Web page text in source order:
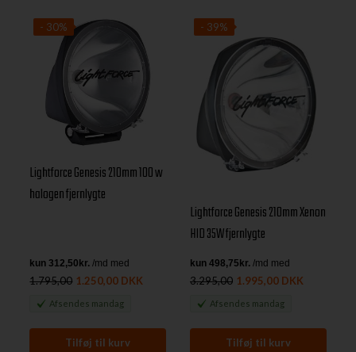
- 30%
Lightforce Genesis 210mm 100 w
halogen fjernlygte
1.795,00 1.250,00 DKK
Afsendes mandag
- 39%
Lightforce Genesis 210mm Xenon
HID 35W fjernlygte
3.295,00 1.995,00 DKK
Afsendes mandag